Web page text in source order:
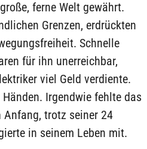
ferne Welt gewährt.
Grenzen, erdrückten
Schnelle
für ihn unerreichbar,
viel Geld verdiente.
Irgendwie fehlte das
trotz seiner 24
in seinem Leben mit.